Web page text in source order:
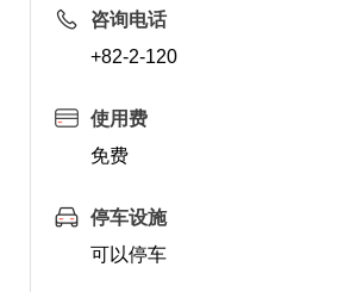
咨询电话
+82-2-120
使用费
免费
停车设施
可以停车